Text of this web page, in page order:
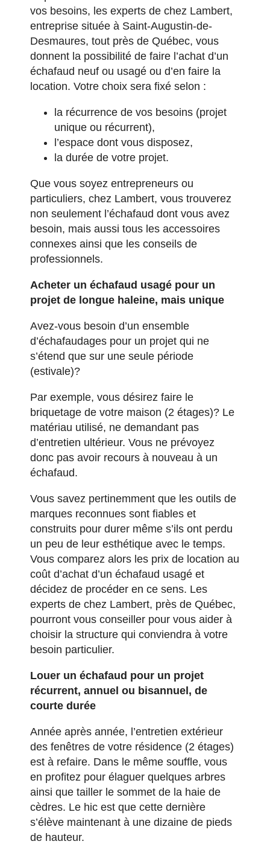
vos besoins, les experts de chez Lambert,
entreprise située à Saint-Augustin-de-
Desmaures, tout près de Québec, vous
donnent la possibilité de faire l’achat d’un
échafaud neuf ou usagé ou d’en faire la
location. Votre choix sera fixé selon :
la récurrence de vos besoins (projet
unique ou récurrent),
l’espace dont vous disposez,
la durée de votre projet.
Que vous soyez entrepreneurs ou
particuliers, chez Lambert, vous trouverez
non seulement l’échafaud dont vous avez
besoin, mais aussi tous les accessoires
connexes ainsi que les conseils de
professionnels.
Acheter un échafaud usagé pour un
projet de longue haleine, mais unique
Avez-vous besoin d’un ensemble
d’échafaudages pour un projet qui ne
s’étend que sur une seule période
(estivale)?
Par exemple, vous désirez faire le
briquetage de votre maison (2 étages)? Le
matériau utilisé, ne demandant pas
d’entretien ultérieur. Vous ne prévoyez
donc pas avoir recours à nouveau à un
échafaud.
Vous savez pertinemment que les outils de
marques reconnues sont fiables et
construits pour durer même s’ils ont perdu
un peu de leur esthétique avec le temps.
Vous comparez alors les prix de location au
coût d’achat d’un échafaud usagé et
décidez de procéder en ce sens. Les
experts de chez Lambert, près de Québec,
pourront vous conseiller pour vous aider à
choisir la structure qui conviendra à votre
besoin particulier.
Louer un échafaud pour un projet
récurrent, annuel ou bisannuel, de
courte durée
Année après année, l’entretien extérieur
des fenêtres de votre résidence (2 étages)
est à refaire. Dans le même souffle, vous
en profitez pour élaguer quelques arbres
ainsi que tailler le sommet de la haie de
cèdres. Le hic est que cette dernière
s’élève maintenant à une dizaine de pieds
de hauteur.